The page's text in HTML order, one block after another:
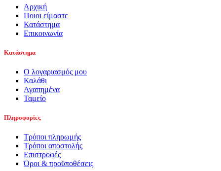
Αρχική
Ποιοι είμαστε
Κατάστημα
Επικοινωνία
Κατάστημα
Ο λογαριασμός μου
Καλάθι
Αγαπημένα
Ταμείο
Πληροφορίες
Τρόποι πληρωμής
Τρόποι αποστολής
Επιστροφές
Όροι & προϋποθέσεις